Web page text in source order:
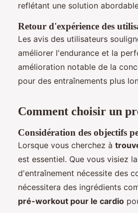
reflétant une solution
Retour d'expérience des
Les avis des utilisateurs
améliorer l'endurance et la
amélioration notable de la
pour des entraînements plus
Comment choisir un
Considération des objectifs
Lorsque vous cherchez à
est essentiel. Que vous visiez
d'entraînement nécessite des
nécessitera des ingrédients
pré-workout pour le cardio